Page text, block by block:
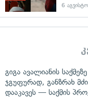
6
გიგა ავალიანის
ჯგუფურად, განზრახ
დააკავეს — საქმის